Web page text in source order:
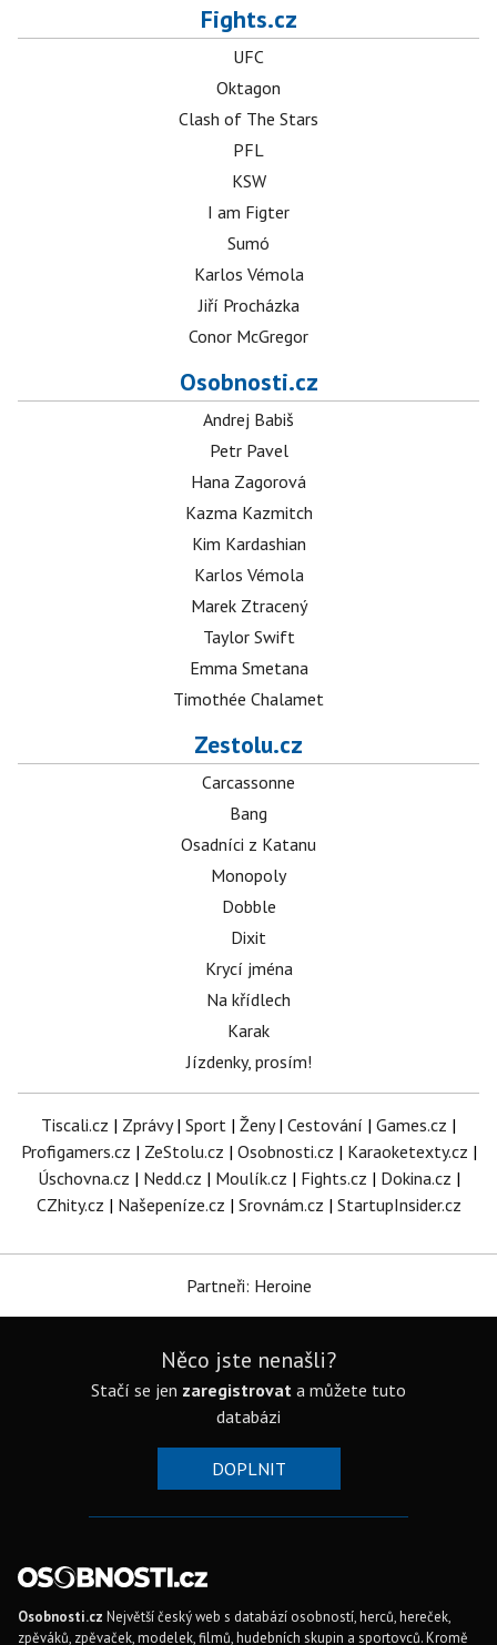
Fights.cz
UFC
Oktagon
Clash of The Stars
PFL
KSW
I am Figter
Sumó
Karlos Vémola
Jiří Procházka
Conor McGregor
Osobnosti.cz
Andrej Babiš
Petr Pavel
Hana Zagorová
Kazma Kazmitch
Kim Kardashian
Karlos Vémola
Marek Ztracený
Taylor Swift
Emma Smetana
Timothée Chalamet
Zestolu.cz
Carcassonne
Bang
Osadníci z Katanu
Monopoly
Dobble
Dixit
Krycí jména
Na křídlech
Karak
Jízdenky, prosím!
Tiscali.cz | Zprávy| Sport | Ženy| Cestování | Games.cz |
Profigamers.cz | ZeStolu.cz | Osobnosti.cz | Karaoketexty.cz |
Úschovna.cz | Nedd.cz | Moulík.cz | Fights.cz | Dokina.cz |
CZhity.cz | Našepeníze.cz | Srovnám.cz | StartupInsider.cz
Partneři: Heroine
Něco jste nenašli?
Stačí se jen zaregistrovat a můžete tuto
databázi
DOPLNIT
Osobnosti.cz Největší český web s databází osobností, herců, hereček,
zpěváků, zpěvaček, modelek, filmů, hudebních skupin a sportovců. Kromě